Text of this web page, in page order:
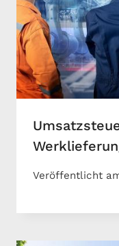
Veröffentlicht